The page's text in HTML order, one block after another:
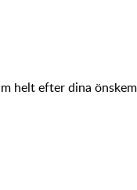
helt efter dina